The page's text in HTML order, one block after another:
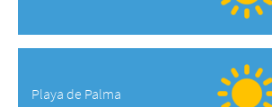
Playa de Palma